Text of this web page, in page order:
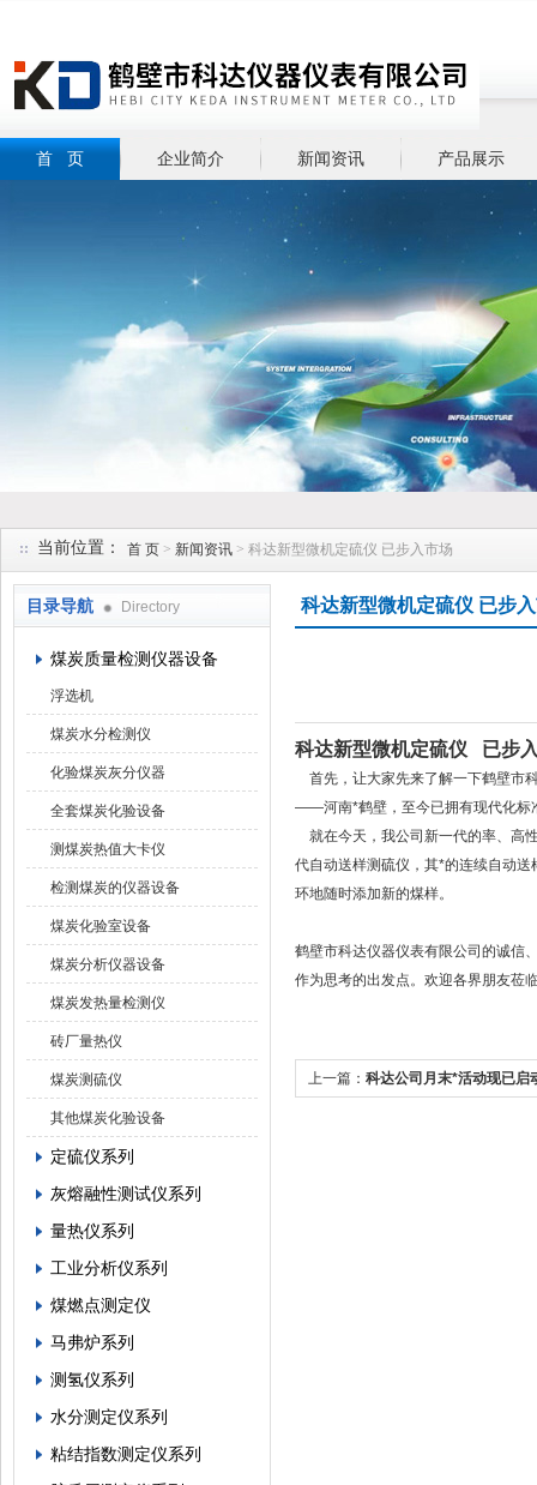
首 页 企业简介 新闻资讯 产品展示
当前位置： 首 页 > 新闻资讯 > 科达新型微机定硫仪 已步入市场
目录导航 Directory
煤炭质量检测仪器设备
浮选机
煤炭水分检测仪
化验煤炭灰分仪器
全套煤炭化验设备
测煤炭热值大卡仪
检测煤炭的仪器设备
煤炭化验室设备
煤炭分析仪器设备
煤炭发热量检测仪
砖厂量热仪
煤炭测硫仪
其他煤炭化验设备
定硫仪系列
灰熔融性测试仪系列
量热仪系列
工业分析仪系列
煤燃点测定仪
马弗炉系列
测氢仪系列
水分测定仪系列
粘结指数测定仪系列
科达新型微机定硫仪 已步
科达新型微机定硫仪 已步
首先，让大家先来了解一下鹤壁市
——河南*鹤壁，至今已拥有现代化标
就在今天，我公司新一代的率、高
代自动送样测硫仪，其*的连续自动
环地随时添加新的煤样。
鹤壁市科达仪器仪表有限公司的诚信
作为思考的出发点。欢迎各界朋友莅
上一篇： 科达公司月末*活动现已启